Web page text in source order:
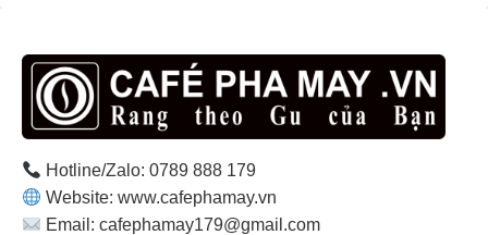
Hotline/Zalo: 0789 888 179
Website: www.cafephamay.vn
Email: cafephamay179@gmail.com